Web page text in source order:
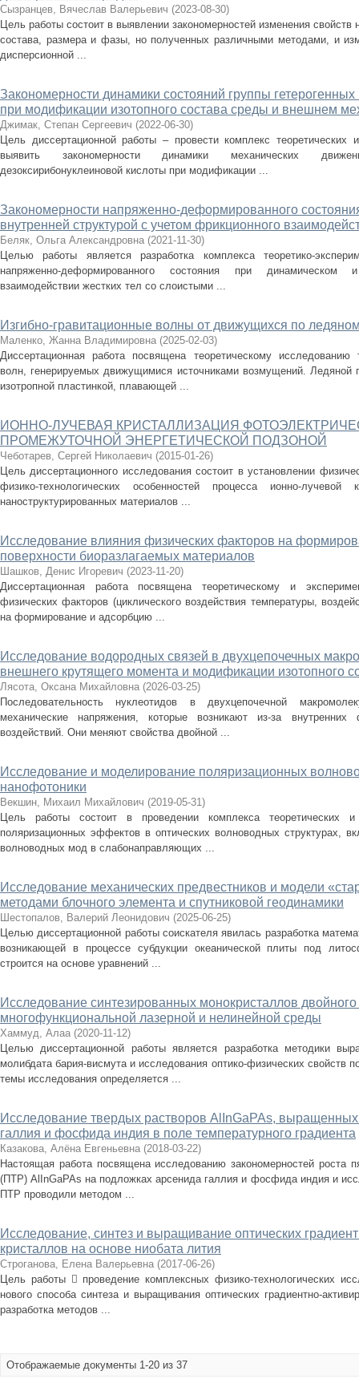
Сызранцев, Вячеслав Валерьевич (2023-08-30)
Цель работы состоит в выявлении закономерностей изменения свойств
состава, размера и фазы, но полученных различными методами, и
дисперсионной ...
Закономерности динамики состояний группы
при модификации изотопного состава среды и внешнем
Джимак, Степан Сергеевич (2022-06-30)
Цель диссертационной работы – провести комплекс теоретических
выявить закономерности динамики механических
дезоксирибонуклеиновой кислоты при модификации ...
Закономерности напряженно-деформированного
внутренней структурой с учетом фрикционного
Беляк, Ольга Александровна (2021-11-30)
Целью работы является разработка комплекса теоретико-
напряженно-деформированного состояния при динамическом
взаимодействии жестких тел со слоистыми ...
Изгибно-гравитационные волны от движущихся по
Маленко, Жанна Владимировна (2025-02-03)
Диссертационная работа посвящена теоретическому исследованию
волн, генерируемых движущимися источниками возмущений. Ледяной
изотропной пластинкой, плавающей ...
ИОННО-ЛУЧЕВАЯ КРИСТАЛЛИЗАЦИЯ
ПРОМЕЖУТОЧНОЙ ЭНЕРГЕТИЧЕСКОЙ ПОДЗОНОЙ
Чеботарев, Сергей Николаевич (2015-01-26)
Цель диссертационного исследования состоит в установлении
физико-технологических особенностей процесса ионно-лучевой
наноструктурированных материалов ...
Исследование влияния физических факторов на
поверхности биоразлагаемых материалов
Шашков, Денис Игоревич (2023-11-20)
Диссертационная работа посвящена теоретическому и
физических факторов (циклического воздействия температуры,
на формирование и адсорбцию ...
Исследование водородных связей в двухцепочечных
внешнего крутящего момента и модификации изотопного
Лясота, Оксана Михайловна (2026-03-25)
Последовательность нуклеотидов в двухцепочечной
механические напряжения, которые возникают из-за
воздействий. Они меняют свойства двойной ...
Исследование и моделирование поляризационных
нанофотоники
Векшин, Михаил Михайлович (2019-05-31)
Цель работы состоит в проведении комплекса теоретических и
поляризационных эффектов в оптических волноводных структурах,
волноводных мод в слабонаправляющих ...
Исследование механических предвестников и модели
методами блочного элемента и спутниковой геодинамики
Шестопалов, Валерий Леонидович (2025-06-25)
Целью диссертационной работы соискателя явилась разработка
возникающей в процессе субдукции океанической плиты под
строится на основе уравнений ...
Исследование синтезированных монокристаллов
многофункциональной лазерной и нелинейной среды
Хаммуд, Алаа (2020-11-12)
Целью диссертационной работы является разработка методики
молибдата бария-висмута и исследования оптико-физических свойств
темы исследования определяется ...
Исследование твердых растворов AlInGaPAs,
галлия и фосфида индия в поле температурного градиента
Казакова, Алёна Евгеньевна (2018-03-22)
Настоящая работа посвящена исследованию закономерностей роста
(ПТР) AlInGaPAs на подложках арсенида галлия и фосфида индия и
ПТР проводили методом ...
Исследование, синтез и выращивание оптических
кристаллов на основе ниобата лития
Строганова, Елена Валерьевна (2017-06-26)
Цель работы  проведение комплексных физико-технологических
нового способа синтеза и выращивания оптических градиентно-
разработка методов ...
Отображаемые документы 1-20 из 37